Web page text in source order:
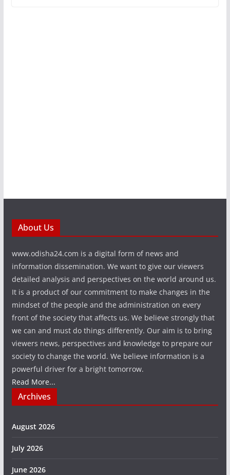
About Us
www.odisha24.com is a digital form of news and
information dissemination. We want to give our viewers
detailed analysis and perspectives on the world around us.
It is a product of our commitment to make changes in the
mindset of the people and the administration on every
front of the society that affects us. We believe strongly that
we can and must do things differently. Our aim is to bring
viewers news, perspectives and knowledge to prepare our
society to change the world. We believe information is a
powerful driver for a bright tomorrow.
Read More...
Archives
August 2026
July 2026
June 2026